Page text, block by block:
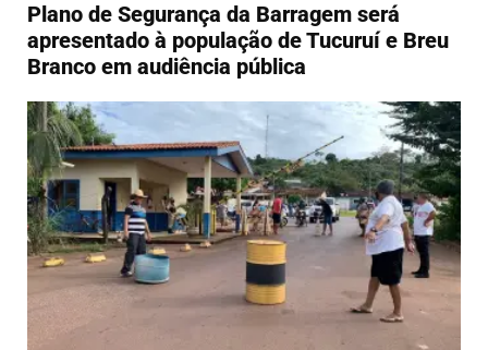
Plano de Segurança da Barragem será
apresentado à população de Tucuruí e Breu
Branco em audiência pública